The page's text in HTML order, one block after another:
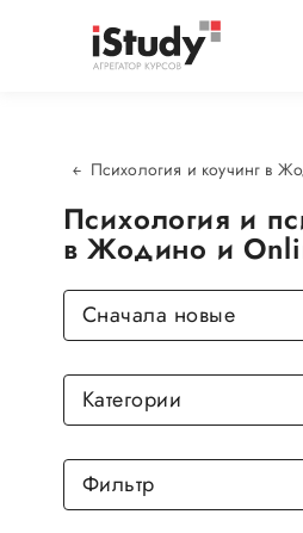
Психология и коучинг в
Психология и
в Жодино и
Сначала новые
Категории
Фильтр